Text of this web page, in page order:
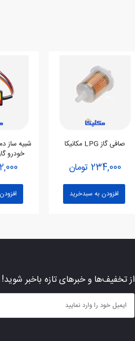
شبیه ساز
خودرو
صافی گاز LPG مکانیکا
234,000 تومان
افزودن به سبدخرید
از تخفیف‌ها و خبرهای تازه باخبر شوید!